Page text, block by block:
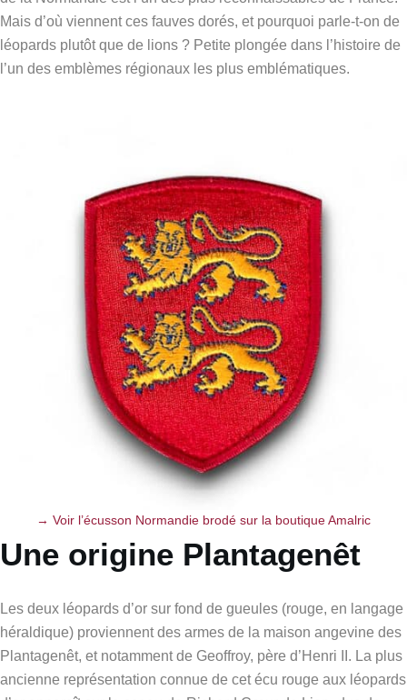
Mais d’où viennent ces fauves dorés, et pourquoi parle-t-on de
léopards plutôt que de lions ? Petite plongée dans l’histoire de
l’un des emblèmes régionaux les plus emblématiques.
→ Voir l’écusson Normandie brodé sur la boutique Amalric
Une origine Plantagenêt
Les deux léopards d’or sur fond de gueules (rouge, en langage
héraldique) proviennent des armes de la maison angevine des
Plantagenêt, et notamment de Geoffroy, père d’Henri II. La plus
ancienne représentation connue de cet écu rouge aux léopards